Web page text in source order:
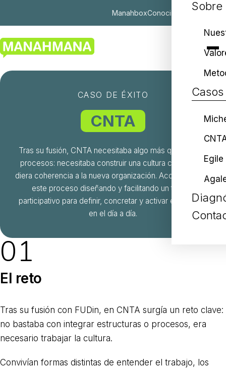
ManahboxConocimiento ES| EU EN
Sobre
Egile
CASO DE ÉXITO
CNTA
Tras su fusión, CNTA necesitaba algo más que integrar
procesos: necesitaba construir una cultura común que
diera coherencia a la nueva organización. Acompañamos
este proceso diseñando y facilitando un trabajo
participativo para definir, concretar y activar esa cultura
en el día a día.
01
El reto
Tras su fusión con FUDin, en CNTA surgía un reto clave:
no bastaba con integrar estructuras o procesos, era
necesario trabajar la cultura.
Convivían formas distintas de entender el trabajo, los